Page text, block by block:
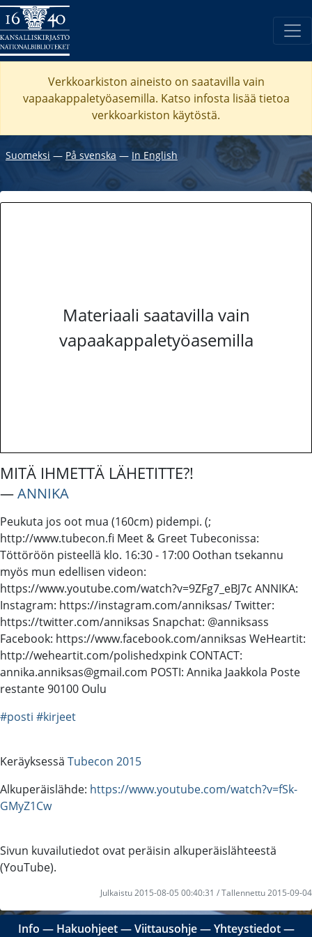
Verkkoarkiston aineisto on saatavilla vain
vapaakappaletyöasemilla. Katso infosta lisää tietoa
verkkoarkiston käytöstä.
Suomeksi ― På svenska ― In English
Materiaali saatavilla vain
vapaakappaletyöasemilla
MITÄ IHMETTÄ LÄHETITTE?!
―ANNIKA
Peukuta jos oot mua (160cm) pidempi. (;
http://www.tubecon.fi Meet & Greet Tubeconissa:
Töttöröön pisteellä klo. 16:30 - 17:00 Oothan tsekannu
myös mun edellisen videon:
https://www.youtube.com/watch?v=9ZFg7_eBJ7c ANNIKA:
Instagram: https://instagram.com/anniksas/ Twitter:
https://twitter.com/anniksas Snapchat: @anniksass
Facebook: https://www.facebook.com/anniksas WeHeartit:
http://weheartit.com/polishedxpink CONTACT:
annika.anniksas@gmail.com POSTI: Annika Jaakkola Poste
restante 90100 Oulu
#posti #kirjeet
Keräyksessä Tubecon 2015
Alkuperäislähde: https://www.youtube.com/watch?v=fSk-
GMyZ1Cw
Sivun kuvailutiedot ovat peräisin alkuperäislähteestä
(YouTube).
Julkaistu 2015-08-05 00:40:31 / Tallennettu 2015-09-04
Info ― Hakuohjeet―Viittausohje―Yhteystiedot―